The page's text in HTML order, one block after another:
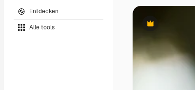
Entdecken
Alle tools Premium